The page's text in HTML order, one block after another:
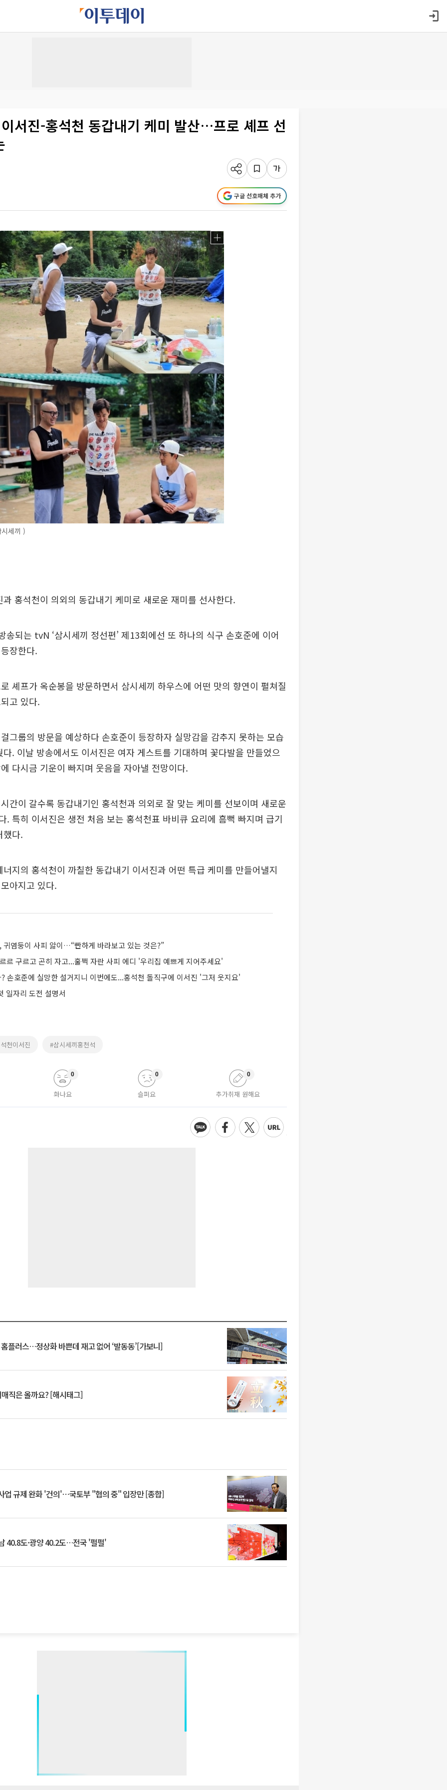
이서진-홍석천 동갑내기 케미 발산…프로 셰프 선
구글 선호매체 추가
세끼 )
과 홍석천이 의외의 동갑내기 케미로 새로운 재미를 선사한다.
송되는 tvN ‘삼시세끼 정선편’ 제13회에선 또 하나의 식구 손호준에 이어
장한다.
셰프가 옥순봉을 방문하면서 삼시세끼 하우스에 어떤 맛의 향연이 펼쳐질
고 있다.
그룹의 방문을 예상하다 손호준이 등장하자 실망감을 감추지 못하는 모습
. 이날 방송에서도 이서진은 여자 게스트를 기대하며 꽃다발을 만들었으
다시금 기운이 빠지며 웃음을 자아낼 전망이다.
간이 갈수록 동갑내기인 홍석천과 의외로 잘 맞는 케미를 선보이며 새로운
. 특히 이서진은 생전 처음 보는 홍석천표 바비큐 요리에 흠뻑 빠지며 급기
했다.
지의 홍석천이 까칠한 동갑내기 이서진과 어떤 특급 케미를 만들어낼지
아지고 있다.
귀염둥이 사피 앓이…“빤하게 바라보고 있는 것은?”
르 구르고 곤히 자고...훌쩍 자란 사피 에디 '우리집 예쁘게 지어주세요'
손호준에 실망한 설거지니 이번에도...홍석천 돌직구에 이서진 '그저 웃지요'
일자리 도전 설명서
천이서진 #삼시세끼홍천석
화나요
0
슬퍼요
0
추가취재 원해요
0
플러스…정상화 바쁜데 재고 없어 ‘발동동’[가보니]
직은 올까요? [해시태그]
업 규제 완화 '건의'⋯국토부 "협의 중" 입장만 [종합]
40.8도·광양 40.2도…전국 '펄펄'